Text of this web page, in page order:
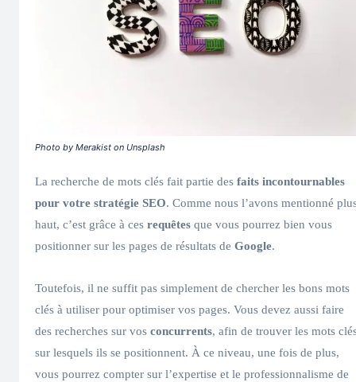
Photo by Merakist on Unsplash
La recherche de mots clés fait partie des faits incontournables
pour votre stratégie SEO. Comme nous l’avons mentionné
haut, c’est grâce à ces requêtes que vous pourrez bien vous
positionner sur les pages de résultats de Google.
Toutefois, il ne suffit pas simplement de chercher les bons mots
clés à utiliser pour optimiser vos pages. Vous devez aussi faire
des recherches sur vos concurrents, afin de trouver les mots
sur lesquels ils se positionnent. À ce niveau, une fois de plus,
vous pourrez compter sur l’expertise et le professionnalisme de